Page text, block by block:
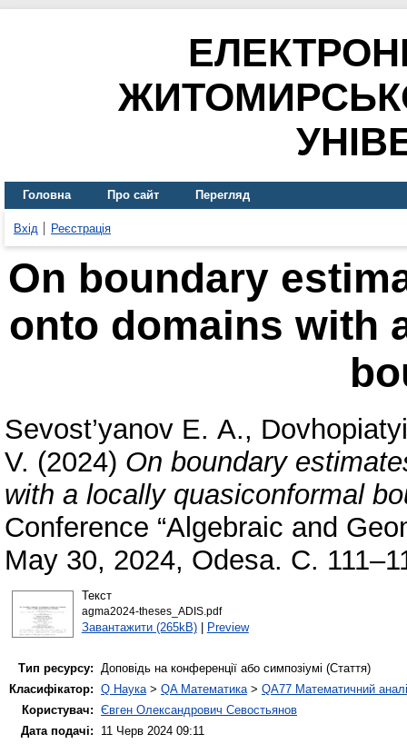
Головна Про сайт Перегляд
Вхід Реєстрація
On boundary
onto domains with
Sevost’yanov Е. А.,
V. (2024) On boundary
with a locally quasiconformal
Conference “Algebraic and
May 30, 2024, Odesa. С.
Текст
agma2024-theses_ADIS.pdf
Завантажити (265kB)| Preview
Тип ресурсу: Доповідь на конференції або симпозіумі (Стаття)
Класифікатор: Q Наука> QA Математика> QA77 Математичний
Користувач: Євген Олександрович Севостьянов
Дата подачі:
11 Черв 2024 09:11